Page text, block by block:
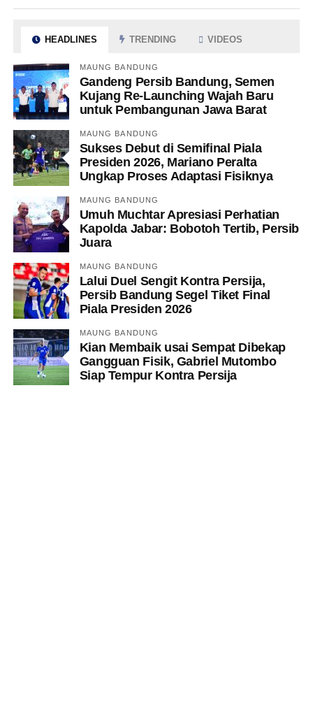
HEADLINES TRENDING VIDEOS
MAUNG BANDUNG
Gandeng Persib Bandung, Semen
Kujang Re-Launching Wajah Baru
untuk Pembangunan Jawa Barat
MAUNG BANDUNG
Sukses Debut di Semifinal Piala
Presiden 2026, Mariano Peralta
Ungkap Proses Adaptasi Fisiknya
MAUNG BANDUNG
Umuh Muchtar Apresiasi Perhatian
Kapolda Jabar: Bobotoh Tertib, Persib
Juara
MAUNG BANDUNG
Lalui Duel Sengit Kontra Persija,
Persib Bandung Segel Tiket Final
Piala Presiden 2026
MAUNG BANDUNG
Kian Membaik usai Sempat Dibekap
Gangguan Fisik, Gabriel Mutombo
Siap Tempur Kontra Persija